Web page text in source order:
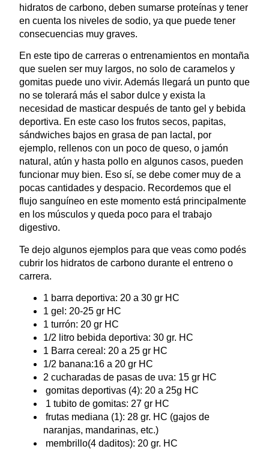
hidratos de carbono, deben sumarse proteínas y tener
en cuenta los niveles de sodio, ya que puede tener
consecuencias muy graves.
En este tipo de carreras o entrenamientos en montaña
que suelen ser muy largos, no solo de caramelos y
gomitas puede uno vivir. Además llegará un punto que
no se tolerará más el sabor dulce y exista la
necesidad de masticar después de tanto gel y bebida
deportiva. En este caso los frutos secos, papitas,
sándwiches bajos en grasa de pan lactal, por
ejemplo, rellenos con un poco de queso, o jamón
natural, atún y hasta pollo en algunos casos, pueden
funcionar muy bien. Eso sí, se debe comer muy de a
pocas cantidades y despacio. Recordemos que el
flujo sanguíneo en este momento está principalmente
en los músculos y queda poco para el trabajo
digestivo.
Te dejo algunos ejemplos para que veas como podés
cubrir los hidratos de carbono durante el entreno o
carrera.
1 barra deportiva: 20 a 30 gr HC
1 gel: 20-25 gr HC
1 turrón: 20 gr HC
1/2 litro bebida deportiva: 30 gr. HC
1 Barra cereal: 20 a 25 gr HC
1/2 banana:16 a 20 gr HC
2 cucharadas de pasas de uva: 15 gr HC
gomitas deportivas (4): 20 a 25g HC
1 tubito de gomitas: 27 gr HC
frutas mediana (1): 28 gr. HC (gajos de
naranjas, mandarinas, etc.)
membrillo(4 daditos): 20 gr. HC